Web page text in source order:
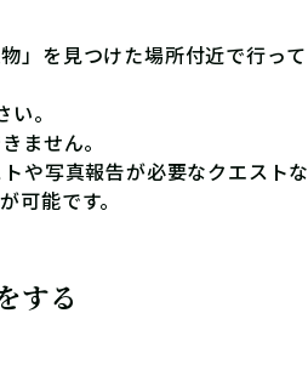
」を見つけた場所付近で行って
。
ません。
や写真報告が必要なクエストな
可能です。
する